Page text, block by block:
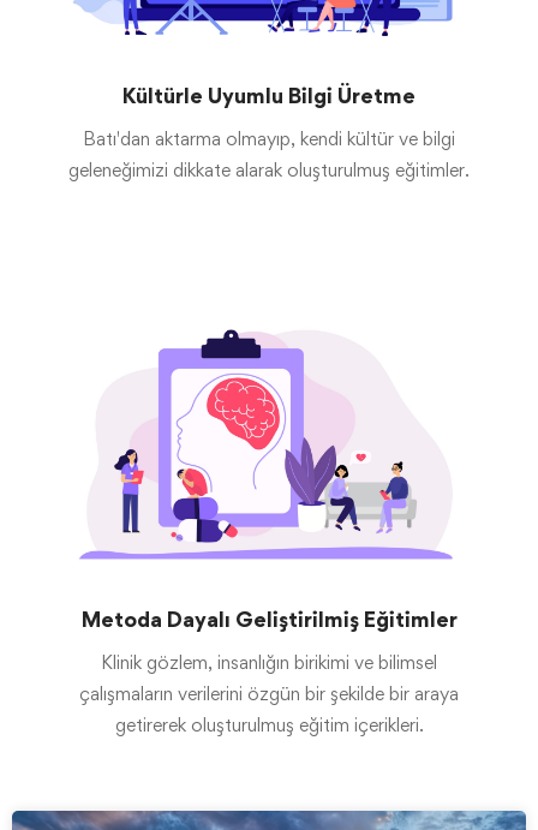
Kültürle Uyumlu Bilgi Üretme
Batı'dan aktarma olmayıp, kendi kültür ve bilgi
geleneğimizi dikkate alarak oluşturulmuş eğitimler.
Metoda Dayalı Geliştirilmiş Eğitimler
Klinik gözlem, insanlığın birikimi ve bilimsel
çalışmaların verilerini özgün bir şekilde bir araya
getirerek oluşturulmuş eğitim içerikleri.